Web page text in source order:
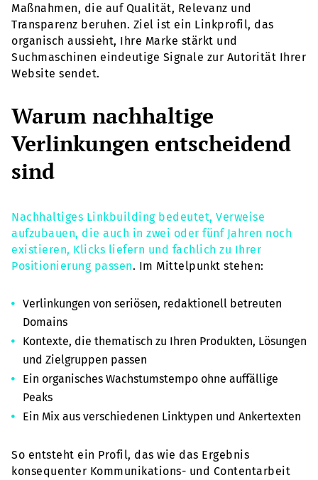
Maßnahmen, die auf Qualität, Relevanz und
Transparenz beruhen. Ziel ist ein Linkprofil, das
organisch aussieht, Ihre Marke stärkt und
Suchmaschinen eindeutige Signale zur Autorität Ihrer
Website sendet.
Warum nachhaltige
Verlinkungen entscheidend
sind
Nachhaltiges Linkbuilding bedeutet, Verweise
aufzubauen, die auch in zwei oder fünf Jahren noch
existieren, Klicks liefern und fachlich zu Ihrer
Positionierung passen. Im Mittelpunkt stehen:
Verlinkungen von seriösen, redaktionell betreuten
Domains
Kontexte, die thematisch zu Ihren Produkten, Lösungen
und Zielgruppen passen
Ein organisches Wachstumstempo ohne auffällige
Peaks
Ein Mix aus verschiedenen Linktypen und Ankertexten
So entsteht ein Profil, das wie das Ergebnis
konsequenter Kommunikations- und Contentarbeit